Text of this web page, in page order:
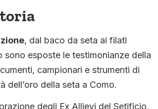
, dal baco da seta ai filati
esposte le testimonianze della
campionari e strumenti di
dell’oro della seta a Como.
degli Ex Allievi del Setificio,